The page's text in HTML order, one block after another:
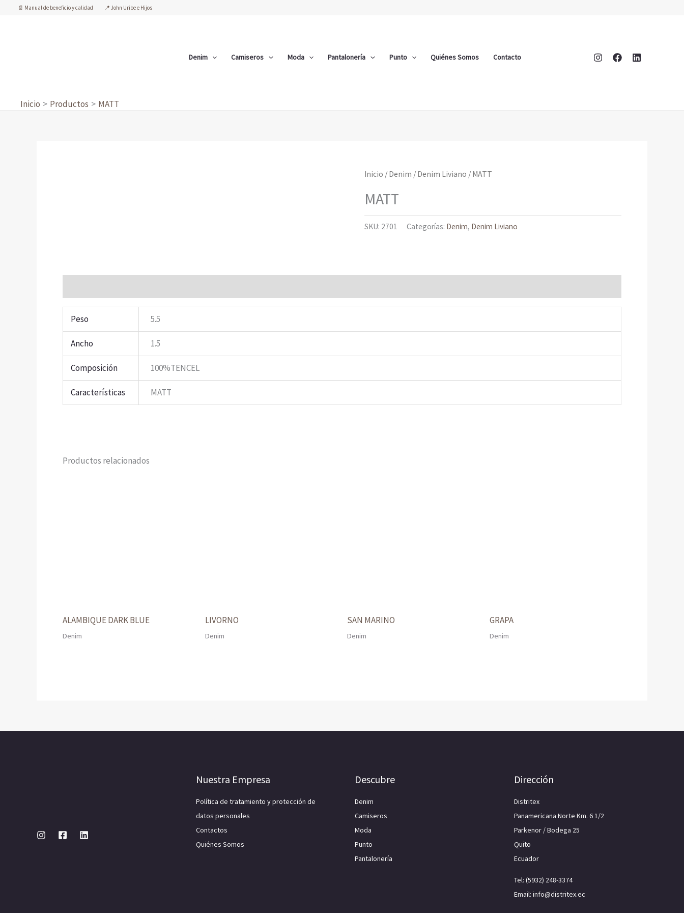
📄 Manual de beneficio y calidad 📍 John Uribe e Hijos
Denim Camiseros Moda Pantalonería Punto Quiénes Somos Contacto
Inicio Productos MATT
Inicio / Denim / Denim Liviano / MATT
MATT
SKU: 2701 Categorías: Denim, Denim Liviano
Peso 5.5
Ancho 1.5
Composición 100%TENCEL
Características MATT
Productos relacionados
ALAMBIQUE DARK BLUE
Denim
LIVORNO
Denim
SAN MARINO
Denim
GRAPA
Denim
Nuestra Empresa
Política de tratamiento y protección de
datos personales
Contactos
Quiénes Somos
Descubre
Denim
Camiseros
Moda
Punto
Pantalonería
Dirección
Distritex
Panamericana Norte Km. 6 1/2
Parkenor / Bodega 25
Quito
Ecuador
Tel: (5932) 248-3374
Email: info@distritex.ec